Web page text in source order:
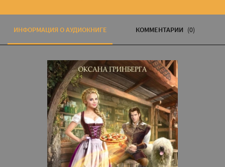
ИНФОРМАЦИЯ О АУДИОКНИГЕ КОММЕНТАРИИ (0)